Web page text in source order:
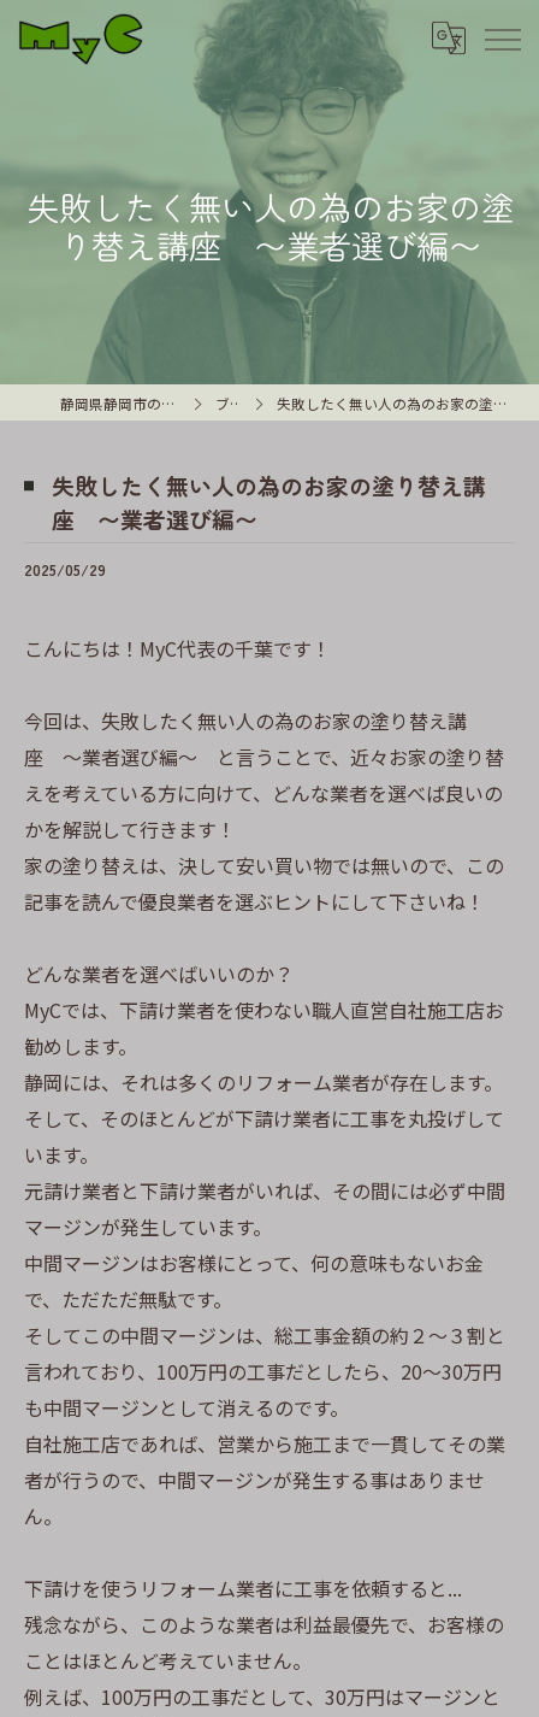
失敗したく無い人の為のお家の塗
り替え講座 〜業者選び編〜
静岡県静岡市の外壁塗装はMyC ブログ 失敗したく無い人の為のお家の塗り替え講座 〜業者選び編〜
失敗したく無い人の為のお家の塗り替え講
座 〜業者選び編〜
2025/05/29
こんにちは！MyC代表の千葉です！
今回は、失敗したく無い人の為のお家の塗り替え講
座 〜業者選び編〜 と言うことで、近々お家の塗り替
えを考えている方に向けて、どんな業者を選べば良いの
かを解説して行きます！
家の塗り替えは、決して安い買い物では無いので、この
記事を読んで優良業者を選ぶヒントにして下さいね！
どんな業者を選べばいいのか？
MyCでは、下請け業者を使わない職人直営自社施工店お
勧めします。
静岡には、それは多くのリフォーム業者が存在します。
そして、そのほとんどが下請け業者に工事を丸投げして
います。
元請け業者と下請け業者がいれば、その間には必ず中間
マージンが発生しています。
中間マージンはお客様にとって、何の意味もないお金
で、ただただ無駄です。
そしてこの中間マージンは、総工事金額の約２〜３割と
言われており、100万円の工事だとしたら、20〜30万円
も中間マージンとして消えるのです。
自社施工店であれば、営業から施工まで一貫してその業
者が行うので、中間マージンが発生する事はありませ
ん。
下請けを使うリフォーム業者に工事を依頼すると...
残念ながら、このような業者は利益最優先で、お客様の
ことはほとんど考えていません。
例えば、100万円の工事だとして、30万円はマージンと